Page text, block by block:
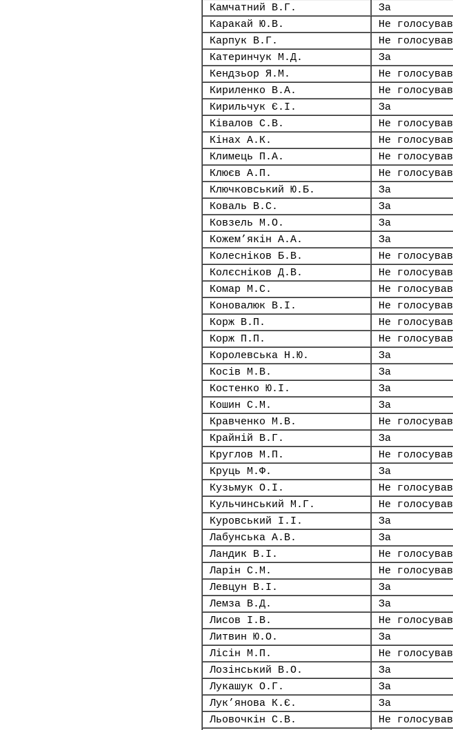
Камчатний В.Г.
За
Каракай Ю.В.
Не голосував
Карпук В.Г.
Не голосував
Катеринчук М.Д.
За
Кендзьор Я.М.
Не голосував
Кириленко В.А.
Не голосував
Кирильчук Є.І.
За
Ківалов С.В.
Не голосував
Кінах А.К.
Не голосував
Климець П.А.
Не голосував
Клюєв А.П.
Не голосував
Ключковський Ю.Б.
За
Коваль В.С.
За
Ковзель М.О.
За
Кожем’якін А.А.
За
Колесніков Б.В.
Не голосував
Колєсніков Д.В.
Не голосував
Комар М.С.
Не голосував
Коновалюк В.І.
Не голосував
Корж В.П.
Не голосував
Корж П.П.
Не голосував
Королевська Н.Ю.
За
Косів М.В.
За
Костенко Ю.І.
За
Кошин С.М.
За
Кравченко М.В.
Не голосував
Крайній В.Г.
За
Круглов М.П.
Не голосував
Круць М.Ф.
За
Кузьмук О.І.
Не голосував
Кульчинський М.Г.
Не голосував
Куровський І.І.
За
Лабунська А.В.
За
Ландик В.І.
Не голосував
Ларін С.М.
Не голосував
Левцун В.І.
За
Лемза В.Д.
За
Лисов І.В.
Не голосував
Литвин Ю.О.
За
Лісін М.П.
Не голосував
Лозінський В.О.
За
Лукашук О.Г.
За
Лук’янова К.Є.
За
Льовочкін С.В.
Не голосував